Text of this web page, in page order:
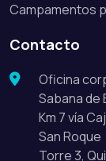
Campamentos
Contacto
Oficina
Sabana de
Km 7 vía
San Roque
Torre 3,